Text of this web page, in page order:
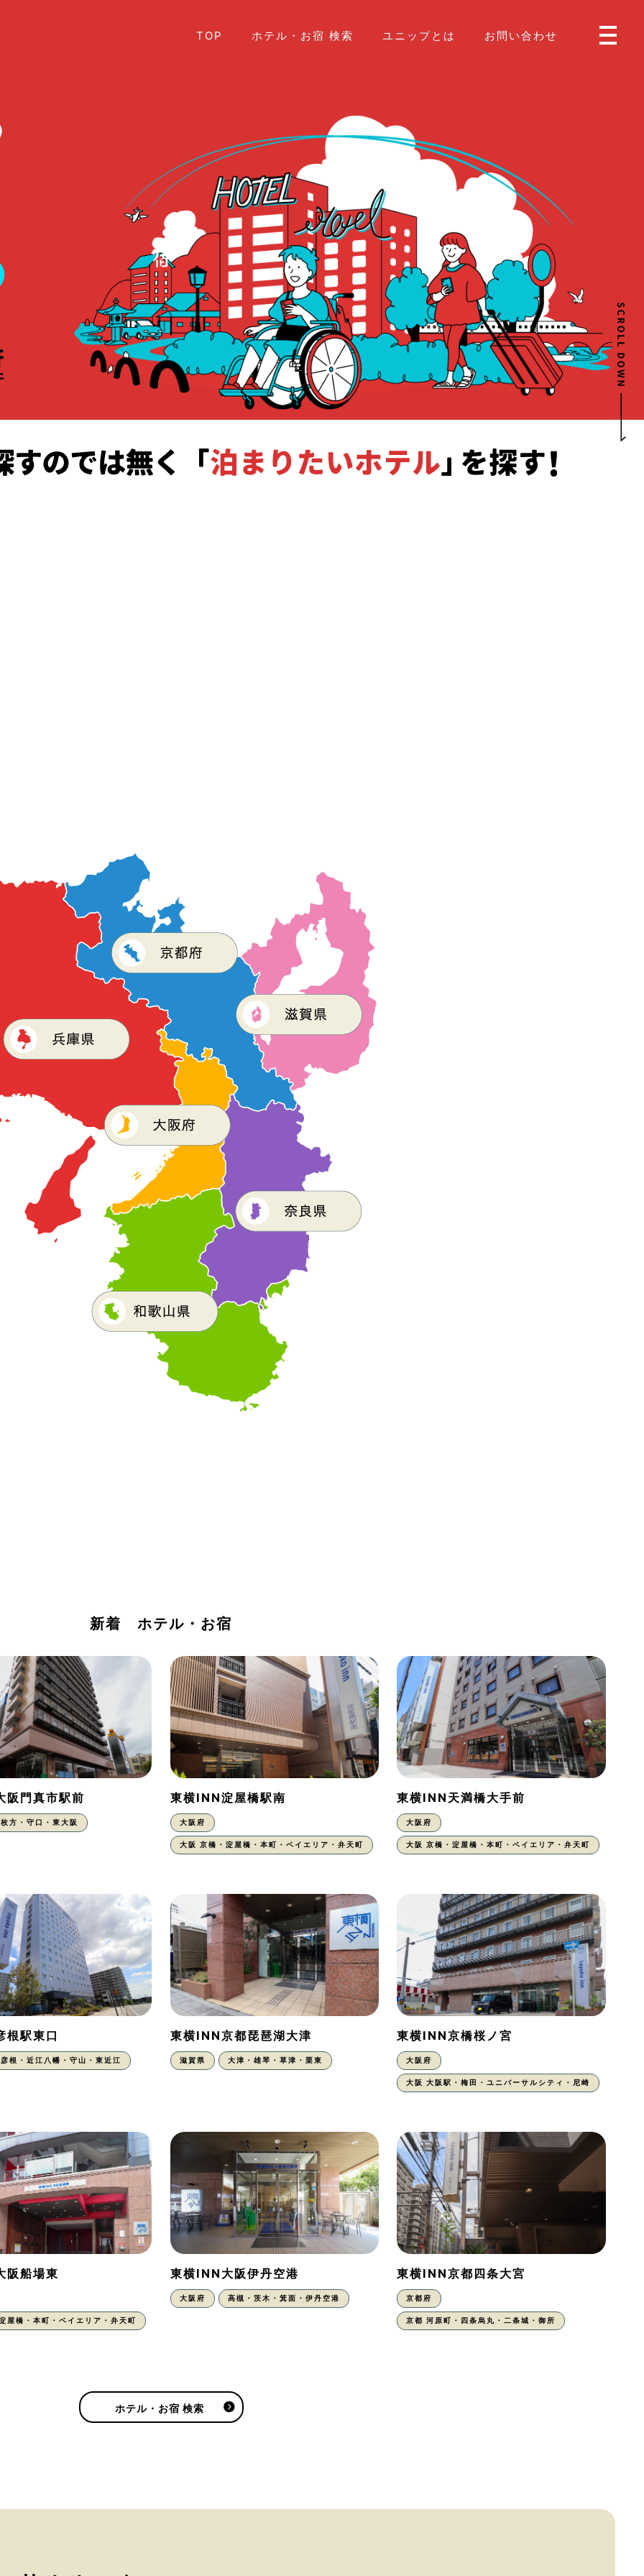
TOP ホテル・お宿 検索 ユニップとは お問い合わせ
新着 ホテル・お宿
阪門真市駅前
枚方・守口・東大阪
東横INN淀屋橋駅南
大阪府
大阪 京橋・淀屋橋・本町・ベイエリア・弁天町
東横INN天満橋大手前
大阪府
大阪 京橋・淀屋橋・本町・ベイエリア・弁天町
根駅東口
彦根・近江八幡・守山・東近江
東横INN京都琵琶湖大津
滋賀県 大津・雄琴・草津・栗東
東横INN京橋桜ノ宮
大阪府
大阪 大阪駅・梅田・ユニバーサルシティ・尼崎
阪船場東
屋橋・本町・ベイエリア・弁天町
東横INN大阪伊丹空港
大阪府 高槻・茨木・箕面・伊丹空港
東横INN京都四条大宮
京都府
京都 河原町・四条烏丸・二条城・御所
ホテル・お宿 検索